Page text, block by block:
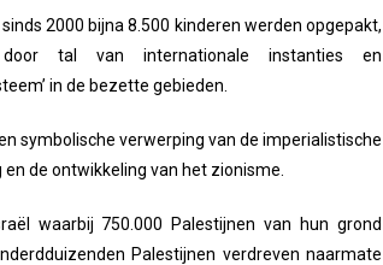
2000 bijna 8.500 kinderen werden opgepakt,
door tal van internationale instanties en
in de bezette gebieden.
symbolische verwerping van de imperialistische
de ontwikkeling van het zionisme.
waarbij 750.000 Palestijnen van hun grond
Palestijnen verdreven naarmate